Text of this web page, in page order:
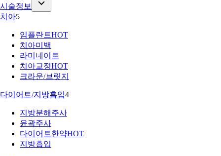
시술정보
치아5
임플란트HOT
치아미백
라미네이트
치아교정HOT
크라운/브릿지
다이어트/지방흡입4
지방분해주사
윤곽주사
다이어트한약HOT
지방흡입